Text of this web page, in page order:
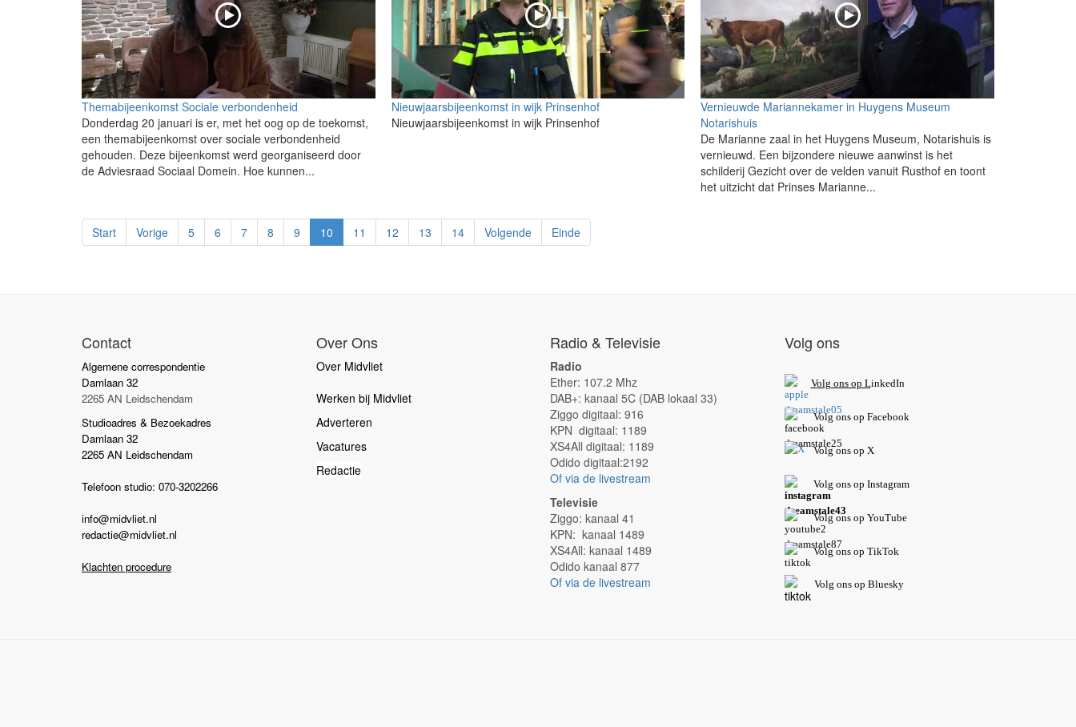
Themabijeenkomst Sociale verbondenheid
Donderdag 20 januari is er, met het oog op de toekomst,
een themabijeenkomst over sociale verbondenheid
gehouden. Deze bijeenkomst werd georganiseerd door
de Adviesraad Sociaal Domein. Hoe kunnen...
Nieuwjaarsbijeenkomst in wijk Prinsenhof
Nieuwjaarsbijeenkomst in wijk Prinsenhof
Vernieuwde Mariannekamer in Huygens Museum
Notarishuis
De Marianne zaal in het Huygens Museum, Notarishuis is
vernieuwd. Een bijzondere nieuwe aanwinst is het
schilderij Gezicht over de velden vanuit Rusthof en toont
het uitzicht dat Prinses Marianne...
Start Vorige 5 6 7 8 9 10 11 12 13 14 Volgende Einde
Contact
Algemene correspondentie
Damlaan 32
2265 AN Leidschendam
Studioadres & Bezoekadres
Damlaan 32
2265 AN Leidschendam
Telefoon studio: 070-3202266
info@midvliet.nl
redactie@midvliet.nl
Klachten procedure
Over Ons
Over Midvliet
Werken bij Midvliet
Adverteren
Vacatures
Redactie
Radio & Televisie
Radio
Ether: 107.2 Mhz
DAB+: kanaal 5C (DAB lokaal 33)
Ziggo digitaal: 916
KPN digitaal: 1189
XS4All digitaal: 1189
Odido digitaal:2192
Of via de livestream
Televisie
Ziggo: kanaal 41
KPN: kanaal 1489
XS4All: kanaal 1489
Odido kanaal 877
Of via de livestream
Volg ons
Volg ons op LinkedIn
Volg ons op Facebook
Volg ons op X
Volg ons op Instagram
Volgons op YouTube
Volg ons op TikTok
Volg ons op Bluesky